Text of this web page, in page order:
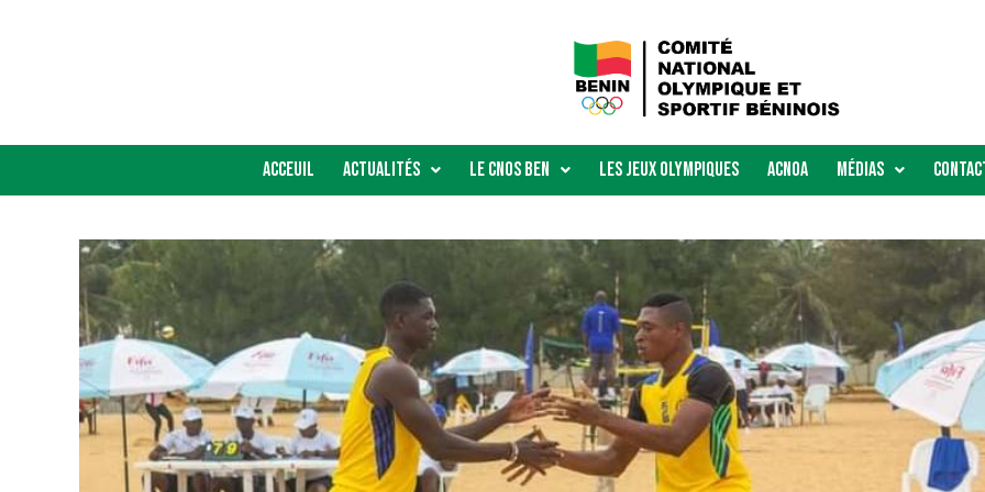
Acceuil Actualités Le Cnos Ben Les Jeux Olympiques ACNOA Médias